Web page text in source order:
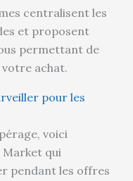
centralisent les
et proposent
permettant de
achat.
pour les
voici
Market qui
pendant les offres